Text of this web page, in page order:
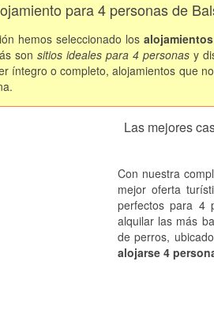
para 4 personas de
hemos seleccionado los
sonsitios ideales para 4 personas y
íntegro o completo, alojamientos que
Las mejores
Con nuestra
mejor oferta
perfectos para 4
alquilar las más
de perros,
alojarse 4